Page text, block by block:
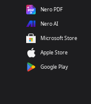
Nero PDF
Nero AI
Microsoft Store
Apple Store
Google Play